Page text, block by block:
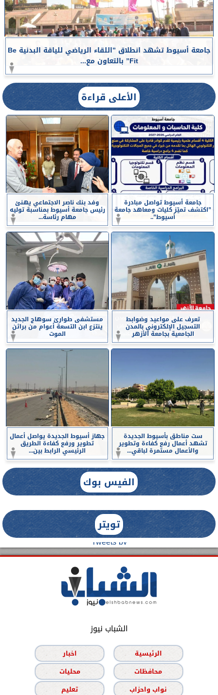
جامعة أسيوط تشهد انطلاق ”اللقاء الرياضي للياقة البدنية Be
Fit” بالتعاون مع...
الأعلى قراءة
جامعة أسيوط تواصل مبادرة
”اكتشف تميّز كليات ومعاهد جامعة
أسيوط”..
وفد بنك ناصر الاجتماعي يهنئ
رئيس جامعة أسيوط بمناسبة توليه
مهام رئاسة...
تعرف على مواعيد وضوابط
التسجيل الإلكتروني بالمدن
الجامعية بجامعة الأزهر
مستشفى طوارئ سوهاج الجديد
ينتزع ابن التسعة أعوام من براثن
الموت
ست مناطق بأسيوط الجديدة
تشهد أعمال رفع كفاءة وتطوير
والأعمال مستمرة لباقي...
جهاز أسيوط الجديدة يواصل أعمال
تطوير ورفع كفاءة الطريق
الرئيسي الرابط بين...
الفيس بوك
تويتر
Tweets by
الشباب نيوز
الرئيسية
اخبار
محافظات
محليات
نواب واحزاب
تعليم